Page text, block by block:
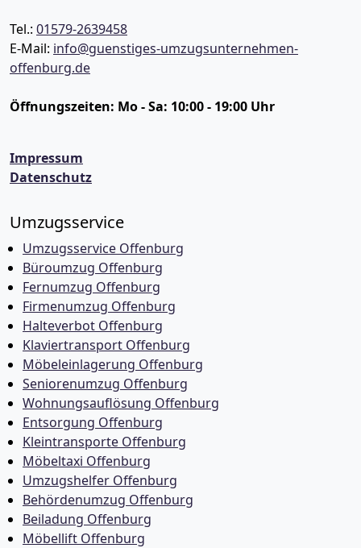
Tel.: 01579-2639458
E-Mail: info@guenstiges-umzugsunternehmen-
offenburg.de
Öffnungszeiten: Mo - Sa: 10:00 - 19:00 Uhr
Impressum
Datenschutz
Umzugsservice
Umzugsservice Offenburg
Büroumzug Offenburg
Fernumzug Offenburg
Firmenumzug Offenburg
Halteverbot Offenburg
Klaviertransport Offenburg
Möbeleinlagerung Offenburg
Seniorenumzug Offenburg
Wohnungsauflösung Offenburg
Entsorgung Offenburg
Kleintransporte Offenburg
Möbeltaxi Offenburg
Umzugshelfer Offenburg
Behördenumzug Offenburg
Beiladung Offenburg
Möbellift Offenburg